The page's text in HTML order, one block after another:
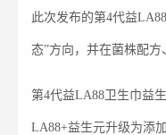
此次发布的第4代益
态”方向，并在菌株配方
第4代益LA88卫生巾益
LA88+益生元升级为添